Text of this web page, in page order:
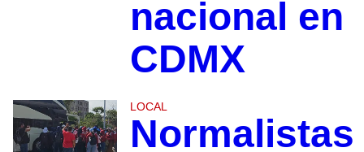
nacional en
CDMX
LOCAL
Normalistas